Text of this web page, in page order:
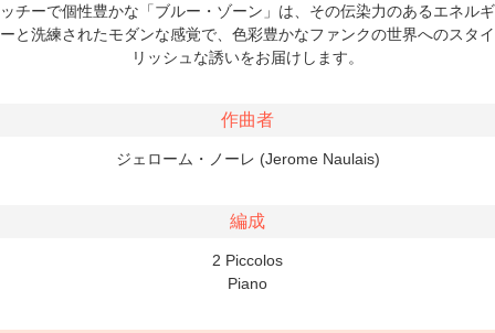
ッチーで個性豊かな「ブルー・ゾーン」は、その伝染力のあるエネルギ
ーと洗練されたモダンな感覚で、色彩豊かなファンクの世界へのスタイ
リッシュな誘いをお届けします。
作曲者
ジェローム・ノーレ (Jerome Naulais)
編成
2 Piccolos
Piano